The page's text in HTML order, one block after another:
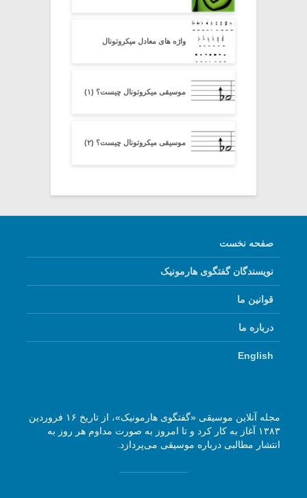
واژه های معادل میکروتونال
موسیقی میکروتونال چیست؟ (۱)
موسیقی میکروتونال چیست؟ (۲)
صفحه نخست
نویسندگان گفتگوی هارمونیک
قوانین ما
درباره ما
English
مجله آنلاین موسیقی «گفتگوی هارمونیک»، از تاریخ ۱۶ فروردین
۱۳۸۳ آغاز به کار کرد و تا امروز به صورت مداوم هر روز به
انتشار مطالبی درباره موسیقی می‌پردازد.